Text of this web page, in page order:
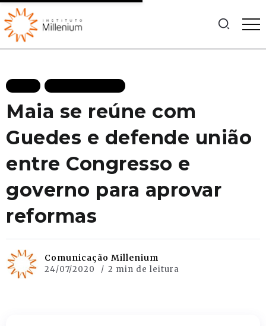
Maia se reúne com
Guedes e defende união
entre Congresso e
governo para aprovar
reformas
Comunicação Millenium
24/07/2020 2 min de leitura